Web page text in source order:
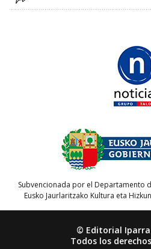
Subvencionada por el Departamento
Eusko Jaurlaritzako Kultura eta
© Editorial
Todos los